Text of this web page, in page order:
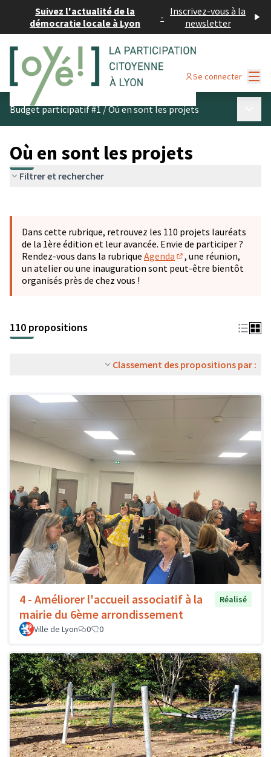
Suivez l'actualité de la
démocratie locale à Lyon
- Inscrivez-vous à la
newsletter
Se connecter
Budget participatif #1/Où en sont les projets
Où en sont les projets
Filtrer et rechercher
−
Dans cette rubrique, retrouvez les 110 projets lauréats
de la 1ère édition et leur avancée. Envie de participer ?
Rendez-vous dans la rubrique Agenda
(S'ouvre dans un
, une réunion,
un atelier ou une inauguration sont peut-être bientôt
organisés près de chez vous !
110 propositions
Classement des propositions par :
4 - Améliorer l'accueil associatif à la
mairie du 6ème arrondissement
Réalisé
Ville de Lyon 0 0